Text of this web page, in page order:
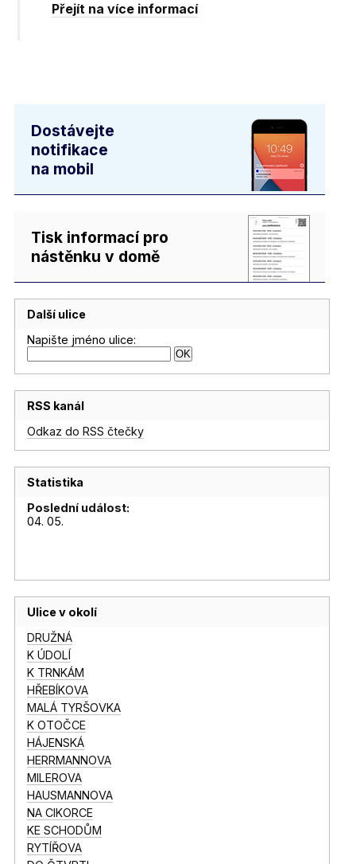
Přejít na více informací
Dostávejte
notifikace
na mobil
Tisk informací pro
nástěnku v domě
Další ulice
Napište jméno ulice:
RSS kanál
Odkaz do RSS čtečky
Statistika
Poslední událost:
04. 05.
Ulice v okolí
DRUŽNÁ
K ÚDOLÍ
K TRNKÁM
HŘEBÍKOVA
MALÁ TYRŠOVKA
K OTOČCE
HÁJENSKÁ
HERRMANNOVA
MILEROVA
HAUSMANNOVA
NA CIKORCE
KE SCHODŮM
RYTÍŘOVA